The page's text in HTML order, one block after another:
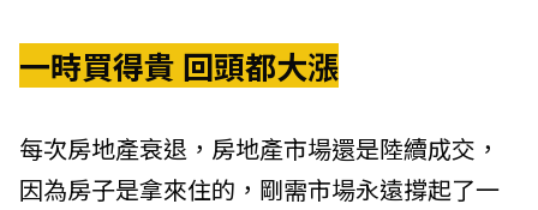
一時買得貴 回頭都大漲
每次房地產衰退，房地產市場還是陸續成交，
因為房子是拿來住的，剛需市場永遠撐起了一